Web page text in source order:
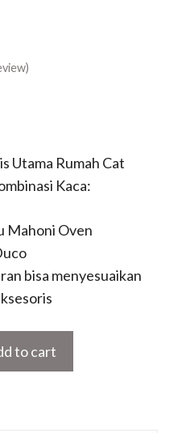
Utama Rumah Cat
Kaca:
Mahoni Oven
bisa menyesuaikan
to cart